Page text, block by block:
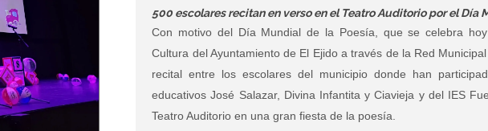
500 escolares recitan en verso en el Teatro Auditorio por el Día
Con motivo del Día Mundial de la Poesía, que se celebra
Cultura del Ayuntamiento de El Ejido a través de la Red
recital entre los escolares del municipio donde han
educativos José Salazar, Divina Infantita y Ciavieja y del IES
Teatro Auditorio en una gran fiesta de la poesía.